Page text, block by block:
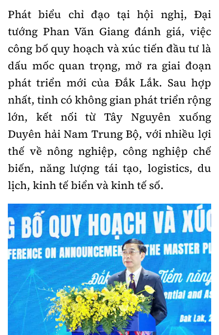
Phát biểu chỉ đạo tại hội nghị, Đại
tướng Phan Văn Giang đánh giá, việc
công bố quy hoạch và xúc tiến đầu tư là
dấu mốc quan trọng, mở ra giai đoạn
phát triển mới của Đắk Lắk. Sau hợp
nhất, tỉnh có không gian phát triển rộng
lớn, kết nối từ Tây Nguyên xuống
Duyên hải Nam Trung Bộ, với nhiều lợi
thế về nông nghiệp, công nghiệp chế
biến, năng lượng tái tạo, logistics, du
lịch, kinh tế biển và kinh tế số.